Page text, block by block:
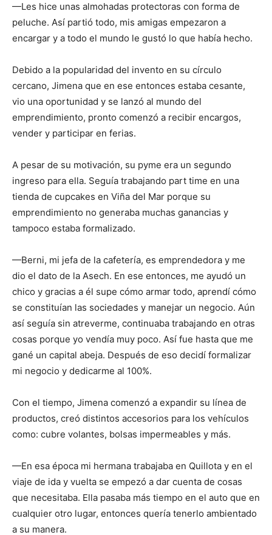
—Les hice unas almohadas protectoras con forma de
peluche. Así partió todo, mis amigas empezaron a
encargar y a todo el mundo le gustó lo que había hecho.
Debido a la popularidad del invento en su círculo
cercano, Jimena que en ese entonces estaba cesante,
vio una oportunidad y se lanzó al mundo del
emprendimiento, pronto comenzó a recibir encargos,
vender y participar en ferias.
A pesar de su motivación, su pyme era un segundo
ingreso para ella. Seguía trabajando part time en una
tienda de cupcakes en Viña del Mar porque su
emprendimiento no generaba muchas ganancias y
tampoco estaba formalizado.
—Berni, mi jefa de la cafetería, es emprendedora y me
dio el dato de la Asech. En ese entonces, me ayudó un
chico y gracias a él supe cómo armar todo, aprendí cómo
se constituían las sociedades y manejar un negocio. Aún
así seguía sin atreverme, continuaba trabajando en otras
cosas porque yo vendía muy poco. Así fue hasta que me
gané un capital abeja. Después de eso decidí formalizar
mi negocio y dedicarme al 100%.
Con el tiempo, Jimena comenzó a expandir su línea de
productos, creó distintos accesorios para los vehículos
como: cubre volantes, bolsas impermeables y más.
—En esa época mi hermana trabajaba en Quillota y en el
viaje de ida y vuelta se empezó a dar cuenta de cosas
que necesitaba. Ella pasaba más tiempo en el auto que en
cualquier otro lugar, entonces quería tenerlo ambientado
a su manera.